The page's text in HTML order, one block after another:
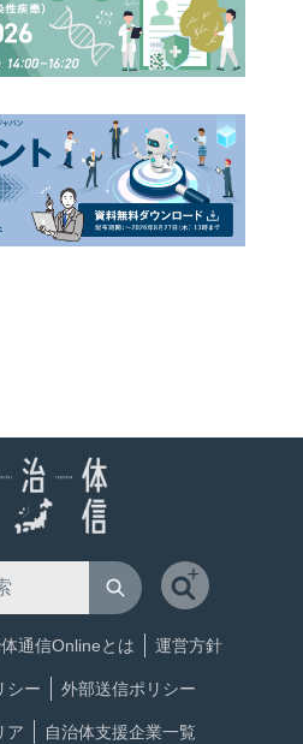
通信Onlineとは 運営方針
シー 外部送信ポリシー
ア 自治体支援企業一覧